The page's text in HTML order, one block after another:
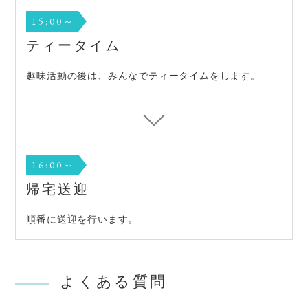
15:00～
ティータイム
趣味活動の後は、みんなでティータイムをします。
16:00～
帰宅送迎
順番に送迎を行います。
よくある質問